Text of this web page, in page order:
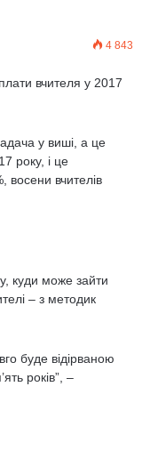
4 843
вчителя у 2017
у виші, а це
року, і це
восени вчителів
куди може зайти
– з методик
буде відірваною
років”, –